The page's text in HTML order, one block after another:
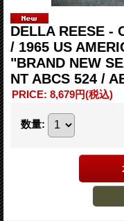
DELLA REESE -
/ 1965 US
"BRAND NEW
NT ABCS 524 /
PRICE: 8,679円(税込)
数量: